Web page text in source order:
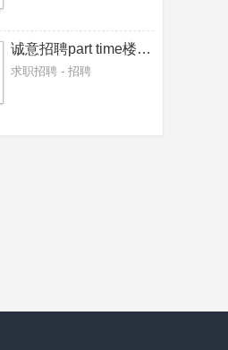
诚意招聘part time楼面、厨房什工
求职招聘 - 招聘